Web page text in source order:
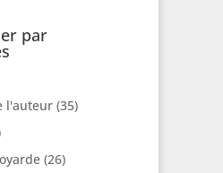
par
l'auteur(35)
(26)